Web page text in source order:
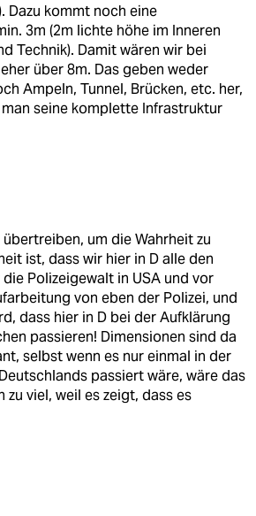
Dazu kommt noch eine
3m (2m lichte höhe im Inneren
Technik). Damit wären wir bei
über 8m. Das geben weder
Ampeln, Tunnel, Brücken, etc. her,
seine komplette Infrastruktur
um die Wahrheit zu
ist, dass wir hier in D alle den
Polizeigewalt in USA und vor
von eben der Polizei, und
dass hier in D bei der Aufklärung
passieren! Dimensionen sind da
selbst wenn es nur einmal in der
passiert wäre, wäre das
viel, weil es zeigt, dass es